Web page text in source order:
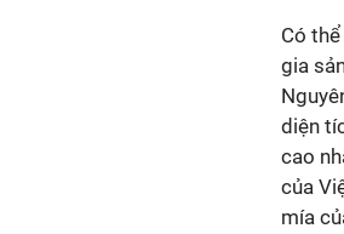
Có
gia
diện
cao
của
mía